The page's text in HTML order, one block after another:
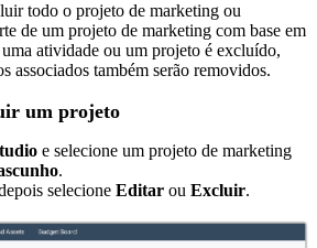
todo o projeto de marketing ou
de um projeto de marketing com base em
atividade ou um projeto é excluído,
associados também serão removidos.
um projeto
e selecione um projeto de marketing
.
selecione Editar ou Excluir.